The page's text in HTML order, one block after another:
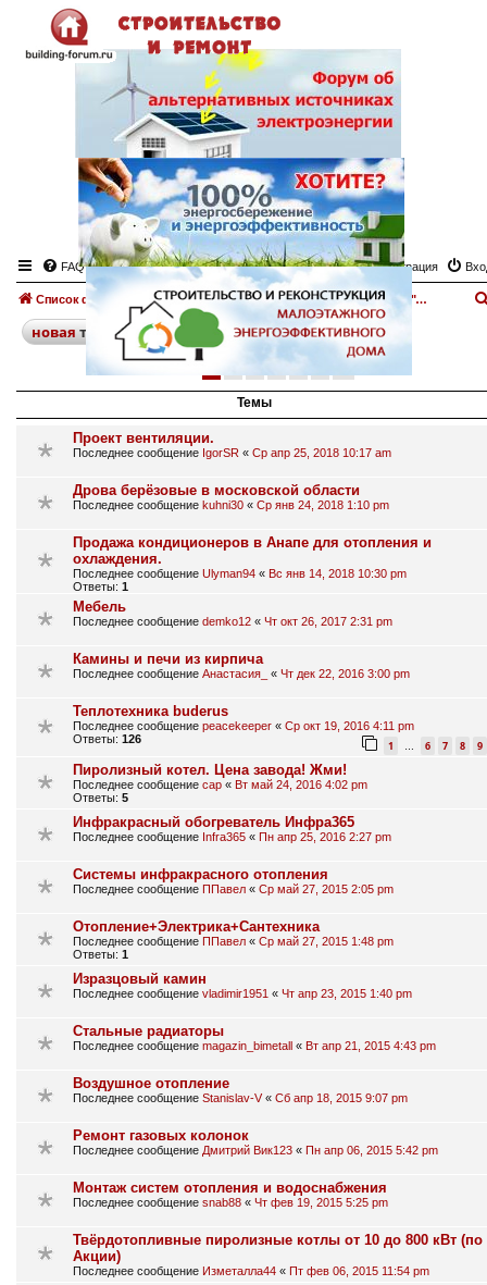
FAQ Регистрация
Список форумов Отопление дома. Печи, камины. Доска объявлений "Отопление дома. Печи, камины"
новаятема поискрасширенный
Темы
Проект вентиляции.
Последнее сообщение IgorSR « Ср апр 25, 2018 10:17 am
Дрова берёзовые в московской области
Последнее сообщение kuhni30 « Ср янв 24, 2018 1:10 pm
Продажа кондиционеров в Анапе для отопления и
охлаждения.
Последнее сообщение Ulyman94 « Вс янв 14, 2018 10:30 pm
Ответы: 1
Мебель
Последнее сообщение demko12 « Чт окт 26, 2017 2:31 pm
Камины и печи из кирпича
Последнее сообщение Анастасия_ « Чт дек 22, 2016 3:00 pm
Теплотехника buderus
Последнее сообщение peacekeeper « Ср окт 19, 2016 4:11 pm
Ответы: 126 1 … 6 7 8 9
Пиролизный котел. Цена завода! Жми!
Последнее сообщение cap « Вт май 24, 2016 4:02 pm
Ответы: 5
Инфракрасный обогреватель Инфра365
Последнее сообщение Infra365 « Пн апр 25, 2016 2:27 pm
Системы инфракрасного отопления
Последнее сообщение ППавел « Ср май 27, 2015 2:05 pm
Отопление+Электрика+Сантехника
Последнее сообщение ППавел « Ср май 27, 2015 1:48 pm
Ответы: 1
Изразцовый камин
Последнее сообщение vladimir1951 « Чт апр 23, 2015 1:40 pm
Стальные радиаторы
Последнее сообщение magazin_bimetall « Вт апр 21, 2015 4:43 pm
Воздушное отопление
Последнее сообщение Stanislav-V« Сб апр 18, 2015 9:07 pm
Ремонт газовых колонок
Последнее сообщение Дмитрий Вик123 « Пн апр 06, 2015 5:42 pm
Монтаж систем отопления и водоснабжения
Последнее сообщение snab88 « Чт фев 19, 2015 5:25 pm
Твёрдотопливные пиролизные котлы от 10 до 800 кВт (по
Акции)
Последнее сообщение Изметалла44 « Пт фев 06, 2015 11:54 pm